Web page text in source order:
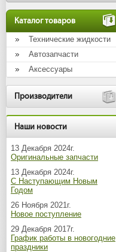
Каталог товаров
Технические жидкости
Автозапчасти
Аксессуары
Производители
Наши новости
13 Декабря 2024г.
Оригинальные запчасти
13 Декабря 2024г.
С Наступающим Новым
Годом
26 Ноября 2021г.
Новое поступление
29 Декабря 2017г.
График работы в новогодние
праздники